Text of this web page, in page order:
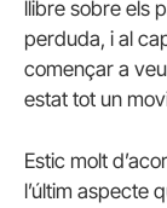
llibre sobre els
perduda, i al
començar a
estat tot un
Estic molt
l’últim aspecte